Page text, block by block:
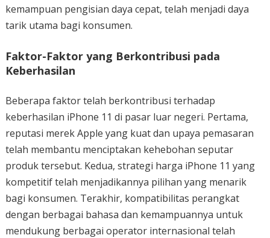
kemampuan pengisian daya cepat, telah menjadi daya
tarik utama bagi konsumen.
Faktor-Faktor yang Berkontribusi pada
Keberhasilan
Beberapa faktor telah berkontribusi terhadap
keberhasilan iPhone 11 di pasar luar negeri. Pertama,
reputasi merek Apple yang kuat dan upaya pemasaran
telah membantu menciptakan kehebohan seputar
produk tersebut. Kedua, strategi harga iPhone 11 yang
kompetitif telah menjadikannya pilihan yang menarik
bagi konsumen. Terakhir, kompatibilitas perangkat
dengan berbagai bahasa dan kemampuannya untuk
mendukung berbagai operator internasional telah